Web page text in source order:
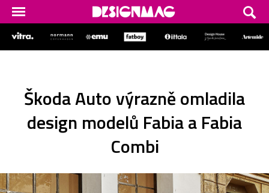
Škoda Auto výrazně omladila
design modelů Fabia a Fabia
Combi